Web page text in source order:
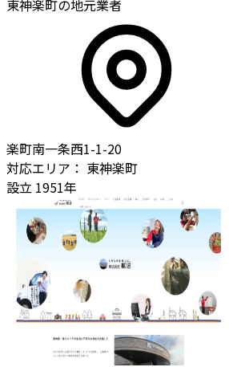
東神楽町の地元業者
楽町南一条西1-1-20
対応エリア： 東神楽町
設立 1951年